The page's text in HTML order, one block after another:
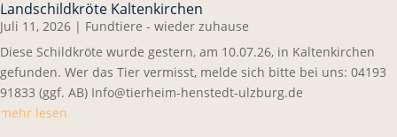
Landschildkröte Kaltenkirchen
Juli 11, 2026 | Fundtiere - wieder zuhause
Diese Schildkröte wurde gestern, am 10.07.26, in Kaltenkirchen
gefunden. Wer das Tier vermisst, melde sich bitte bei uns: 04193
91833 (ggf. AB) Info@tierheim-henstedt-ulzburg.de
mehr lesen